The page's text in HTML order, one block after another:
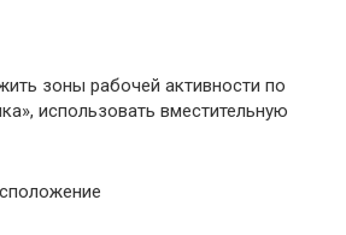
зоны рабочей активности по
использовать вместительную